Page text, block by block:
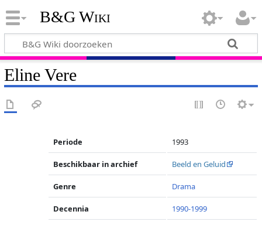
B&G Wiki
Eline Vere
Periode 1993
Beschikbaar in archief Beeld en Geluid
Genre Drama
Decennia 1990-1999